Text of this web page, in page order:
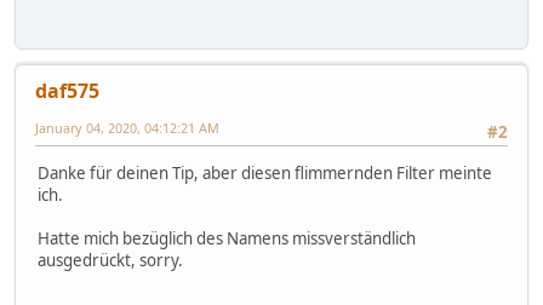
daf575
#2
January 04, 2020, 04:12:21 AM
Danke für deinen Tip, aber diesen flimmernden Filter meinte
ich.
Hatte mich bezüglich des Namens missverständlich
ausgedrückt, sorry.